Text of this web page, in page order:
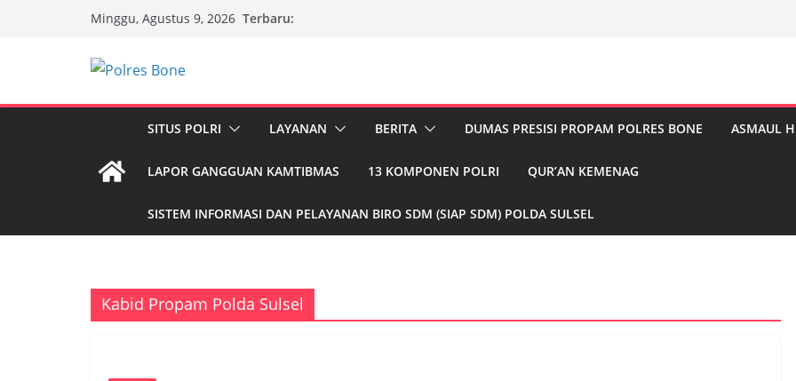
Minggu, Agustus 9, 2026 Terbaru:
SITUS POLRI LAYANAN BERITA DUMAS PRESISI PROPAM POLRES BONE ASMAUL
LAPOR GANGGUAN KAMTIBMAS 13 KOMPONEN POLRI QUR’AN KEMENAG
SISTEM INFORMASI DAN PELAYANAN BIRO SDM (SIAP SDM) POLDA SULSEL
Kabid Propam Polda Sulsel